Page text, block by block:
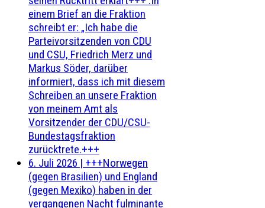
einem Brief an die Fraktion
schreibt er: „Ich habe die
Parteivorsitzenden von CDU
und CSU, Friedrich Merz und
Markus Söder, darüber
informiert, dass ich mit diesem
Schreiben an unsere Fraktion
von meinem Amt als
Vorsitzender der CDU/CSU-
Bundestagsfraktion
zurücktrete.+++
6. Juli 2026 | +++Norwegen
(gegen Brasilien) und England
(gegen Mexiko) haben in der
vergangenen Nacht fulminante